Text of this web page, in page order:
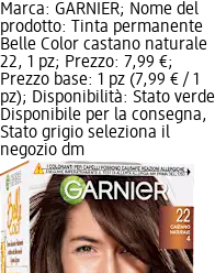
Marca: GARNIER; Nome del
prodotto: Tinta permanente
Belle Color castano naturale
22, 1 pz; Prezzo: 7,99 €;
Prezzo base: 1 pz (7,99 € / 1
pz); Disponibilità: Stato verde
Disponibile per la consegna,
Stato grigio seleziona il
negozio dm